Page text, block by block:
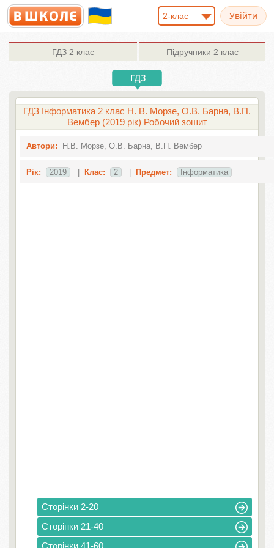
2-клас
ГДЗ 2 клас Підручники 2 клас
ГДЗ Інформатика 2 клас Н. В. Морзе, О.В. Барна, В.П.
Вембер (2019 рік) Робочий зошит
Автори: Н.В. Морзе, О.В. Барна, В.П. Вембер
Рік: 2019 Клас: 2 Предмет: Інформатика
Сторінки 2-20
Сторінки 21-40
Сторінки 41-60